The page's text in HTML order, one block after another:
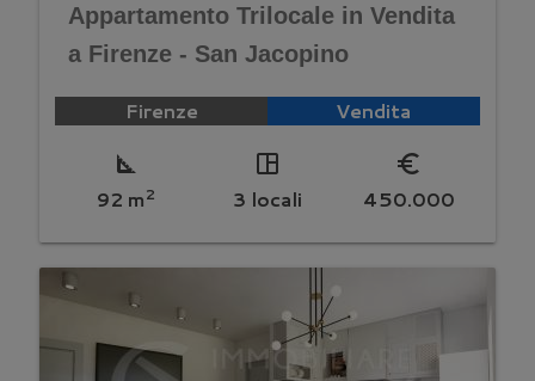
Appartamento Trilocale in Vendita
a Firenze - San Jacopino
Firenze Vendita
square_foot
92 m2
space_dashboard
3 locali
euro_symbol
450.000